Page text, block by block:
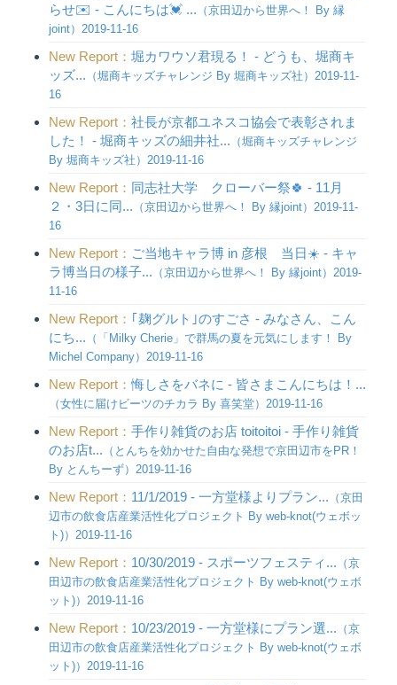
らせ✉️ - こんにちは💓 ... （京田辺から世界へ！ By 縁
joint）2019-11-16
New Report： 堀カワウソ君現る！ - どうも、堀商キ
ッズ... （堀商キッズチャレンジ By 堀商キッズ社）2019-11-
16
New Report： 社長が京都ユネスコ協会で表彰されま
した！ - 堀商キッズの細井社... （堀商キッズチャレンジ
By 堀商キッズ社）2019-11-16
New Report： 同志社大学 クローバー祭🍀 - 11月
２・3日に同... （京田辺から世界へ！ By 縁joint）2019-11-
16
New Report： ご当地キャラ博 in 彦根 当日☀️ - キャ
ラ博当日の様子... （京田辺から世界へ！ By 縁joint）2019-
11-16
New Report： ｢麹グルト｣のすごさ - みなさん、こん
にち... （「Milky Cherie」で群馬の夏を元気にします！ By
Michel Company）2019-11-16
New Report：悔しさをバネに - 皆さまこんにちは！...
（女性に届けビーツのチカラ By 喜笑堂）2019-11-16
New Report： 手作り雑貨のお店 toitoitoi - 手作り雑貨
のお店t... （とんちを効かせた自由な発想で京田辺市をPR！
By とんちーず）2019-11-16
New Report： 11/1/2019 - 一方堂様よりプラン... （京田
辺市の飲食店産業活性化プロジェクト By web-knot(ウェボッ
ト)）2019-11-16
New Report： 10/30/2019 - スポーツフェスティ... （京
田辺市の飲食店産業活性化プロジェクト By web-knot(ウェボ
ット)）2019-11-16
New Report： 10/23/2019 - 一方堂様にプラン選... （京
田辺市の飲食店産業活性化プロジェクト By web-knot(ウェボ
ット)）2019-11-16